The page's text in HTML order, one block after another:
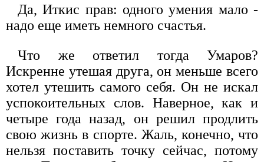
Да, Иткис прав: одного умения мало -
надо еще иметь немного счастья.
Что же ответил тогда Умаров?
Искренне утешая друга, он меньше всего
хотел утешить самого себя. Он не искал
успокоительных слов. Наверное, как и
четыре года назад, он решил продлить
свою жизнь в спорте. Жаль, конечно, что
нельзя поставить точку сейчас, потому